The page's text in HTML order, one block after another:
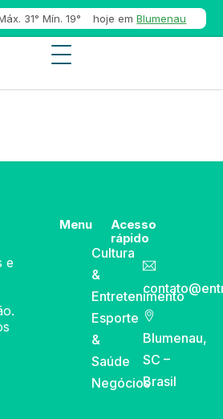
31° Mín. 19° hoje em Blumenau
e
Menu
Cultura
&
Entretenimento
Esporte
&
Saúde
Negócios
Acesso
rápido
Blumenau,
SC –
Brasil